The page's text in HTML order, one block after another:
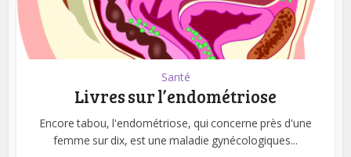
Santé
Livres sur l’endométriose
Encore tabou, l'endométriose, qui concerne près d'une
femme sur dix, est une maladie gynécologiques...